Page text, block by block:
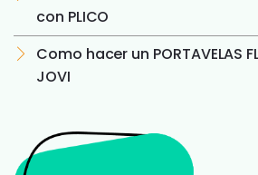
con PLICO
Como hacer un PORTAVELAS
JOVI